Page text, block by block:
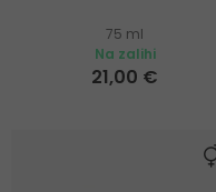
75 ml
Na zalihi
21,00 €